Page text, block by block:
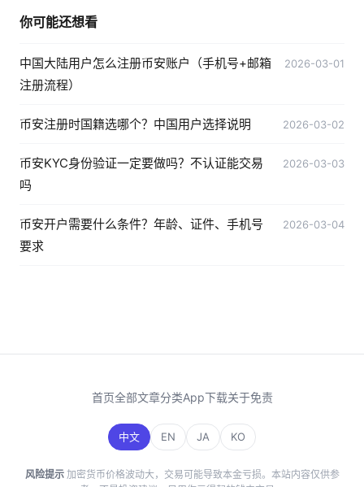
你可能还想看
中国大陆用户怎么注册币安账户（手机号+邮箱
注册流程）
2026-03-01
币安注册时国籍选哪个？中国用户选择说明 2026-03-02
币安KYC身份验证一定要做吗？不认证能交易
吗
2026-03-03
币安开户需要什么条件？年龄、证件、手机号
要求
2026-03-04
首页全部文章分类App下载关于免责
中文 EN JA KO
风险提示加密货币价格波动大，交易可能导致本金亏损。本站内容仅供参